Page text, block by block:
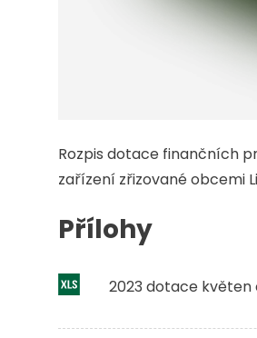
Rozpis dotace finančních
zařízení zřizované obcemi
Přílohy
2023 dotace květen